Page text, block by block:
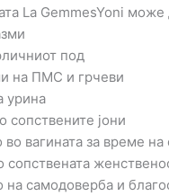
La GemmesYoni
под
на ПМС и грчеви
урина
сопствените јони
вагината за време
сопствената
самодоверба и